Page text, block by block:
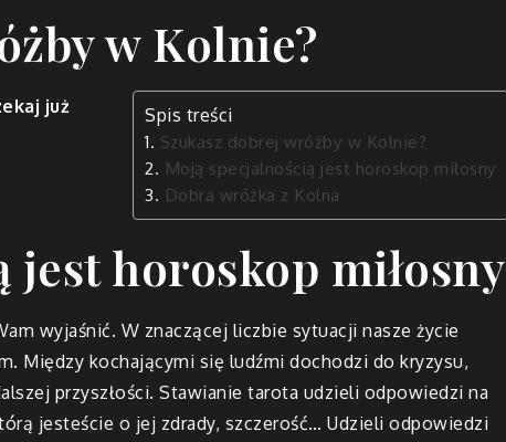
w Kolnie?
Spis treści
Szukasz dobrej wróżby w Kolnie?
Moją specjalnością jest horoskop miłosny
Dobra wróżka z Kolna
już
jest horoskop miłosny
wyjaśnić. W znaczącej liczbie sytuacji nasze życie
Między kochającymi się ludźmi dochodzi do kryzysu,
przyszłości. Stawianie tarota udzieli odpowiedzi na
jesteście o jej zdrady, szczerość… Udzieli odpowiedzi